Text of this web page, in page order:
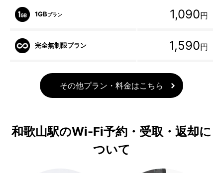
1GBプラン 1,090円
完全無制限プラン 1,590円
その他プラン・料金はこちら
和歌山駅のWi-Fi予約・受取・返却に
ついて